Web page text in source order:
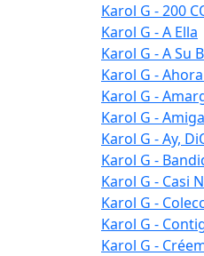
Karol G - 200
Karol G - A Ella
Karol G - A Su
Karol G -
Karol G -
Karol G -
Karol G - Ay,
Karol G -
Karol G - Casi
Karol G -
Karol G -
Karol G -